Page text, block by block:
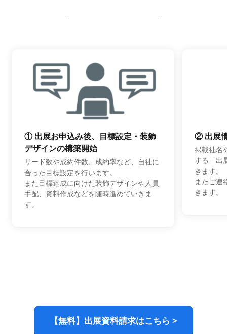
① 出展お申込み後、目標設定・装飾
デザインの構築開始
リード数や成約件数、成約率など、自社に
合った目標設定を行います。
また目標達成に向けた装飾デザインや人員
手配、資料作成などを随時進めていきま
す。
② 出展
掲載社名
する「出
きます。
またご連
きます。
【無料】出展資料請求はこちら >